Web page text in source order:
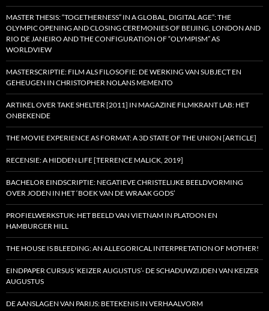
MASTER THESIS: “TOGETHERNESS” IN A GLOBAL, DIGITAL AGE”: THE
OLYMPIC OPENING AND CLOSING CEREMONIES OF BEIJING, LONDON AND
RIO DE JANEIRO AND THE CONFIGURATION OF “OLYMPISM” AS
WORLDVIEW
MASTERSCRIPTIE: FILM ALS FILOSOFIE: DE WERKING VAN SUBJECT EN
GEHEUGEN IN CHRISTOPHER NOLANS MEMENTO
ARTIKEL OVER TAKE SHELTER [2011] IN MAGAZINE FILMKRANT LAB: HET
ONBEKENDE
THE MOVIE EXPERIENCE AS FORMAT: A 3D STATE OF THE UNION [ARTICLE]
RECENSIE: A HIDDEN LIFE [TERRENCE MALICK, 2019]
BACHELOR EINDSCRIPTIE: NEGATIEVE CHRISTELIJKE BEELDVORMING
OVER JODEN IN HET ‘BOEK VAN DE WRAAK GODS’
PROFIELWERKSTUK: HET BEELD VAN VIETNAM IN PLATOON EN
HAMBURGER HILL
THE HOUSE IS BLEEDING: AN ALLEGORICAL INTERPRETATION OF MOTHER!
EINDPAPER CURSUS ‘KEIZER AUGUSTUS’- DE SCHADUWZIJDEN VAN KEIZER
AUGUSTUS
DE AANSLAGEN VAN PARIJS: BETEKENIS IN VERHAALVORM